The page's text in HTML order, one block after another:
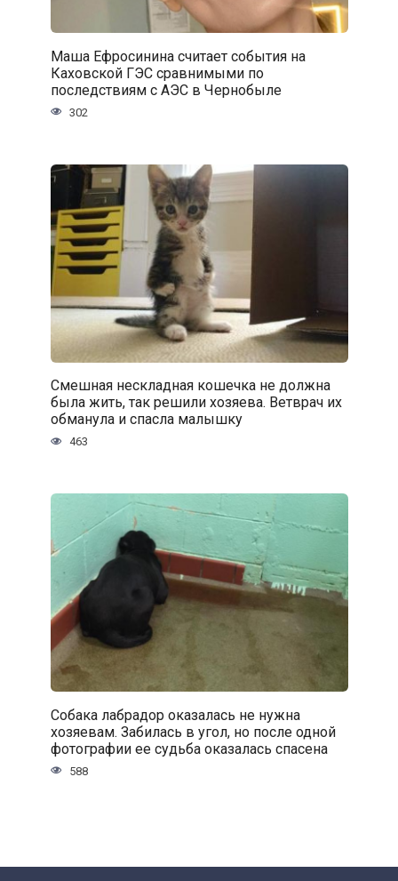
Маша Ефросинина считает события на
Каховской ГЭС сравнимыми по
последствиям с АЭС в Чернобыле
302
Смешная нескладная кошечка не должна
была жить, так решили хозяева. Ветврач их
обманула и спасла малышку
463
Собака лабрадор оказалась не нужна
хозяевам. Забилась в угол, но после одной
фотографии ее судьба оказалась спасена
588